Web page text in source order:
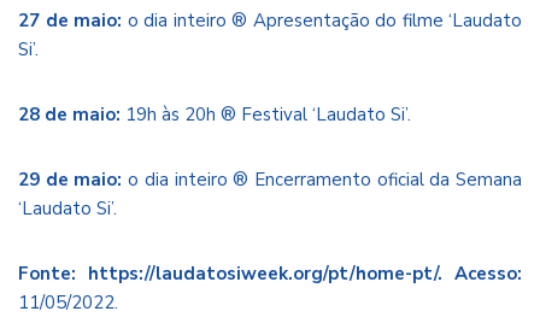
27 de maio: o dia inteiro ® Apresentação do filme ‘Laudato
Si’.
28 de maio: 19h às 20h ® Festival ‘Laudato Si’.
29 de maio:o dia inteiro ® Encerramento oficial da Semana
‘Laudato Si’.
Fonte: https://laudatosiweek.org/pt/home-pt/. Acesso:
11/05/2022.